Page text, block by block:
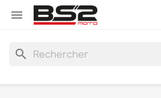

search